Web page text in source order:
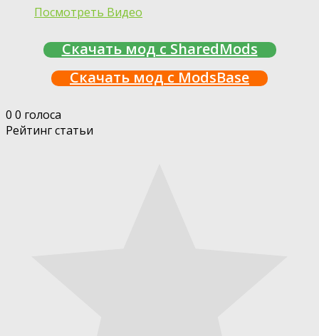
Посмотреть Видео
Скачать мод с SharedMods
Скачать мод с ModsBase
0 0 голоса
Рейтинг статьи